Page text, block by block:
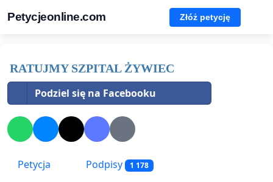
Petycjeonline.com Złóż petycję
RATUJMY SZPITAL ŻYWIEC
Podziel się na Facebooku
Petycja Podpisy 1 178